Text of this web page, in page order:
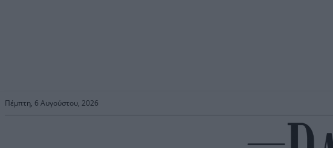
Πέμπτη, 6 Αυγούστου, 2026